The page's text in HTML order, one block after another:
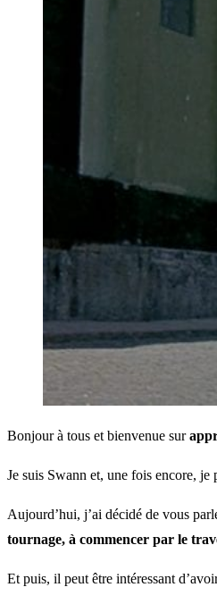
Bonjour à tous et bienvenue sur
Je suis Swann et, une fois encore, je
Aujourd’hui, j’ai décidé de vous
tournage, à commencer par le
Et puis, il peut être intéressant